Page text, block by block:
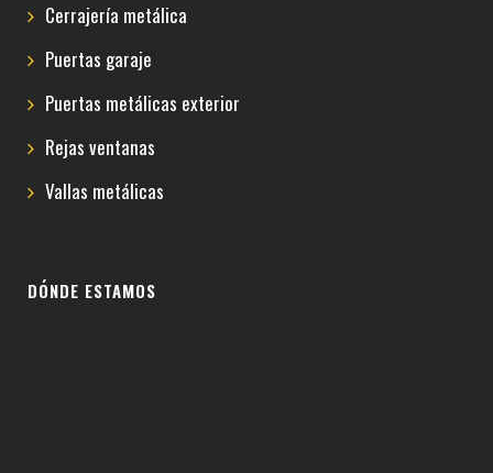
Cerrajería metálica
Puertas garaje
Puertas metálicas exterior
Rejas ventanas
Vallas metálicas
DÓNDE ESTAMOS